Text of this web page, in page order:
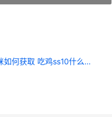
《吃鸡》SS20家园猫咪如何获取 吃鸡ss10什么时候开始